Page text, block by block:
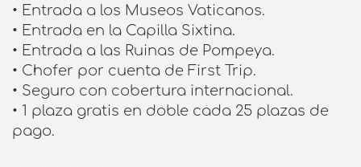
• Entrada a los Museos Vaticanos.
• Entrada en la Capilla Sixtina.
• Entrada a las Ruinas de Pompeya.
• Chofer por cuenta de First Trip.
• Seguro con cobertura internacional.
• 1 plaza gratis en doble cada 25 plazas de
pago.